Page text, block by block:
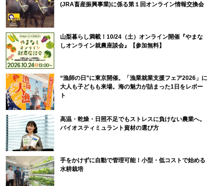
(JRA畜産振興事業)に係る第１回オンライン情報交換会
山梨暮らし満載！10/24（土）オンライン開催『やまな
しオンライン就農座談会』【参加無料】
“漁師の日”に東京開催。「漁業就業支援フェア2026」に
大人も子どもも来場。海の魅力が詰まった1日をレポー
ト
高温・乾燥・日照不足でもストレスに負けない農業へ。
バイオスティミュラント資材の選び方
手をかけずに自動で管理可能！小型・低コストで始める
水耕栽培